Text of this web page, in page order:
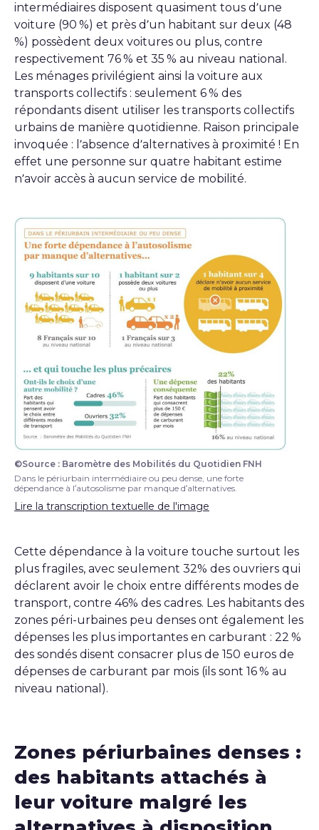
intermédiaires disposent quasiment tous d’une
voiture (90 %) et près d’un habitant sur deux (48
%) possèdent deux voitures ou plus, contre
respectivement 76 % et 35 % au niveau national.
Les ménages privilégient ainsi la voiture aux
transports collectifs : seulement 6 % des
répondants disent utiliser les transports collectifs
urbains de manière quotidienne. Raison principale
invoquée : l’absence d’alternatives à proximité ! En
effet une personne sur quatre habitant estime
n’avoir accès à aucun service de mobilité.
Infographie illustrant la forte dépendance à
©Source : Baromètre des Mobilités du Quotidien FNH
Dans le périurbain intermédiaire ou peu dense, une forte
dépendance à l’autosolisme par manque d’alternatives.
Lire la transcription textuelle de l'image
Cette dépendance à la voiture touche surtout les
plus fragiles, avec seulement 32% des ouvriers qui
déclarent avoir le choix entre différents modes de
transport, contre 46% des cadres. Les habitants des
zones péri-urbaines peu denses ont également les
dépenses les plus importantes en carburant : 22 %
des sondés disent consacrer plus de 150 euros de
dépenses de carburant par mois (ils sont 16 % au
niveau national).
Zones périurbaines denses :
des habitants attachés à
leur voiture malgré les